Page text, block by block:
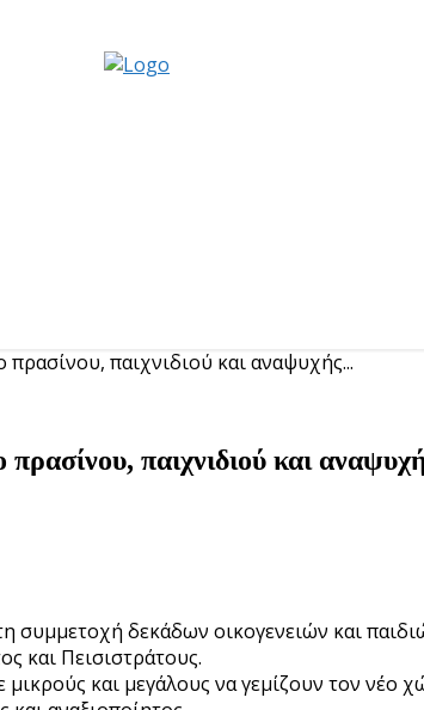
παιχνιδιού και αναψυχής...
παιχνιδιού και
συμμετοχή δεκάδων οικογενειών και
και Πεισιστράτους.
και μεγάλους να γεμίζουν τον νέο